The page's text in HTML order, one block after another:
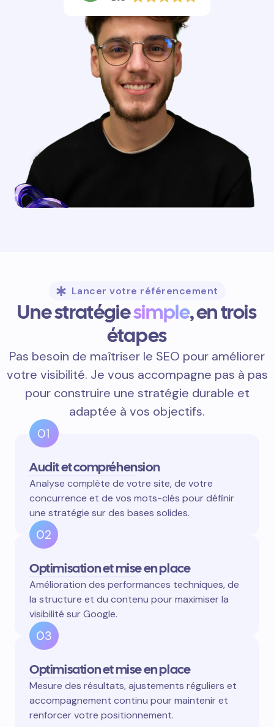
Lancer votre référencement
Une stratégiesimple, en trois
étapes
Pas besoin de maîtriser le SEO pour améliorer
votre visibilité. Je vous accompagne pas à pas
pour construire une stratégie durable et
adaptée à vos objectifs.
01
Audit et compréhension
Analyse complète de votre site, de votre
concurrence et de vos mots-clés pour définir
une stratégie sur des bases solides.
02
Optimisation et mise en place
Amélioration des performances techniques, de
la structure et du contenu pour maximiser la
visibilité sur Google.
03
Optimisation et mise en place
Mesure des résultats, ajustements réguliers et
accompagnement continu pour maintenir et
renforcer votre positionnement.